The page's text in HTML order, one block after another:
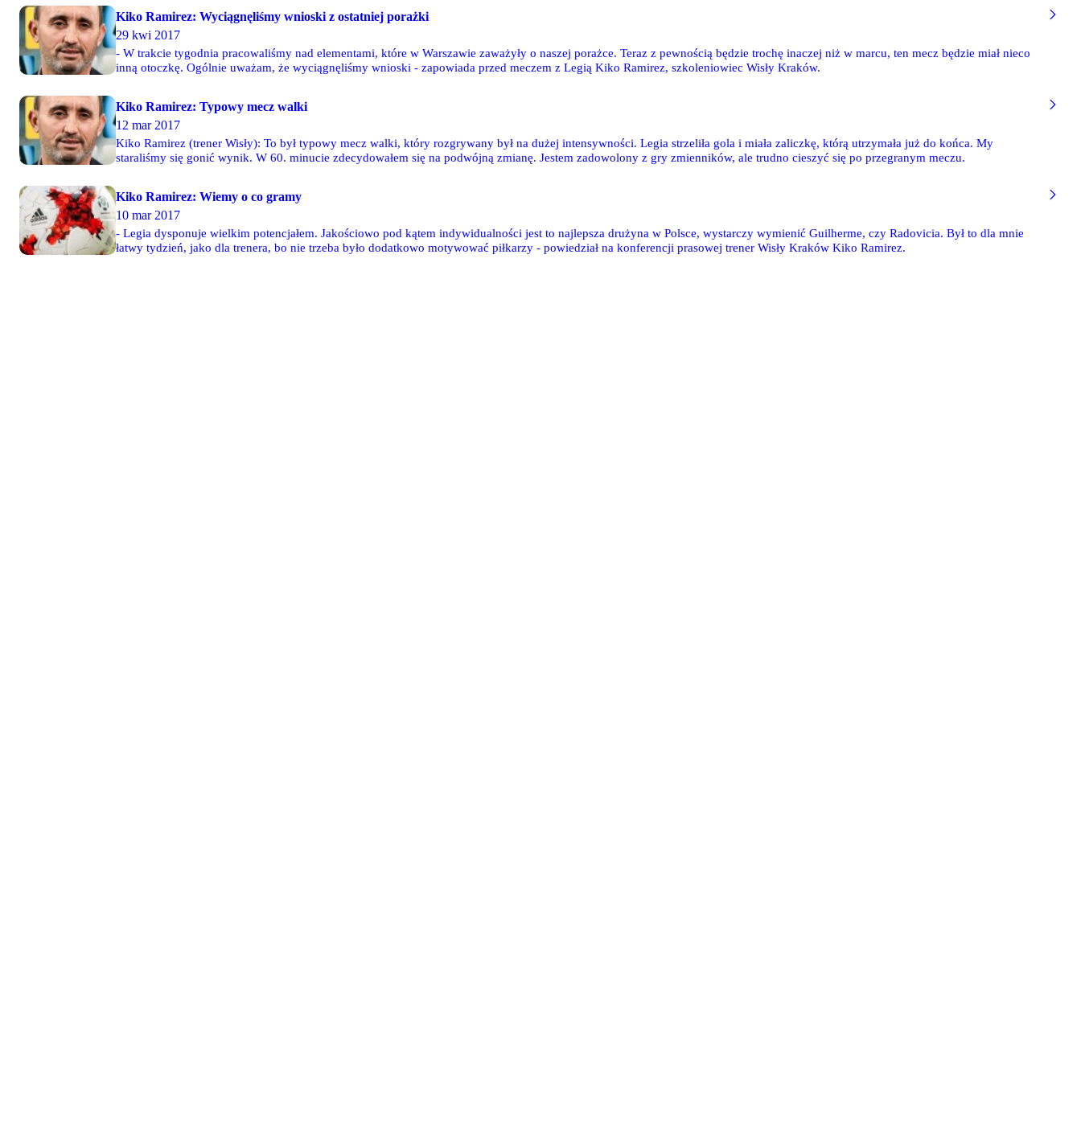
Kiko Ramirez: Wyciągnęliśmy wnioski z ostatniej porażki
29 kwi 2017
- W trakcie tygodnia pracowaliśmy nad elementami, które w Warszawie zaważyły o naszej porażce. Teraz z pewnością będzie trochę inaczej niż w marcu, ten mecz będzie miał nieco
inną otoczkę. Ogólnie uważam, że wyciągnęliśmy wnioski - zapowiada przed meczem z Legią Kiko Ramirez, szkoleniowiec Wisły Kraków.
Kiko Ramirez: Typowy mecz walki
12 mar 2017
Kiko Ramirez (trener Wisły): To był typowy mecz walki, który rozgrywany był na dużej intensywności. Legia strzeliła gola i miała zaliczkę, którą utrzymała już do końca. My
staraliśmy się gonić wynik. W 60. minucie zdecydowałem się na podwójną zmianę. Jestem zadowolony z gry zmienników, ale trudno cieszyć się po przegranym meczu.
Kiko Ramirez: Wiemy o co gramy
10 mar 2017
- Legia dysponuje wielkim potencjałem. Jakościowo pod kątem indywidualności jest to najlepsza drużyna w Polsce, wystarczy wymienić Guilherme, czy Radovicia. Był to dla mnie
łatwy tydzień, jako dla trenera, bo nie trzeba było dodatkowo motywować piłkarzy - powiedział na konferencji prasowej trener Wisły Kraków Kiko Ramirez.